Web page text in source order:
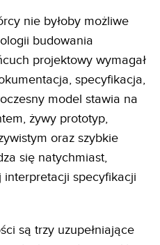
nie byłoby możliwe
budowania
projektowy wymagał
specyfikacja,
model stawia na
żywy prototyp,
oraz szybkie
się natychmiast,
interpretacji specyfikacji
są trzy uzupełniające